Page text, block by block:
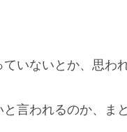
いないとか、思わ
言われるのか、ま